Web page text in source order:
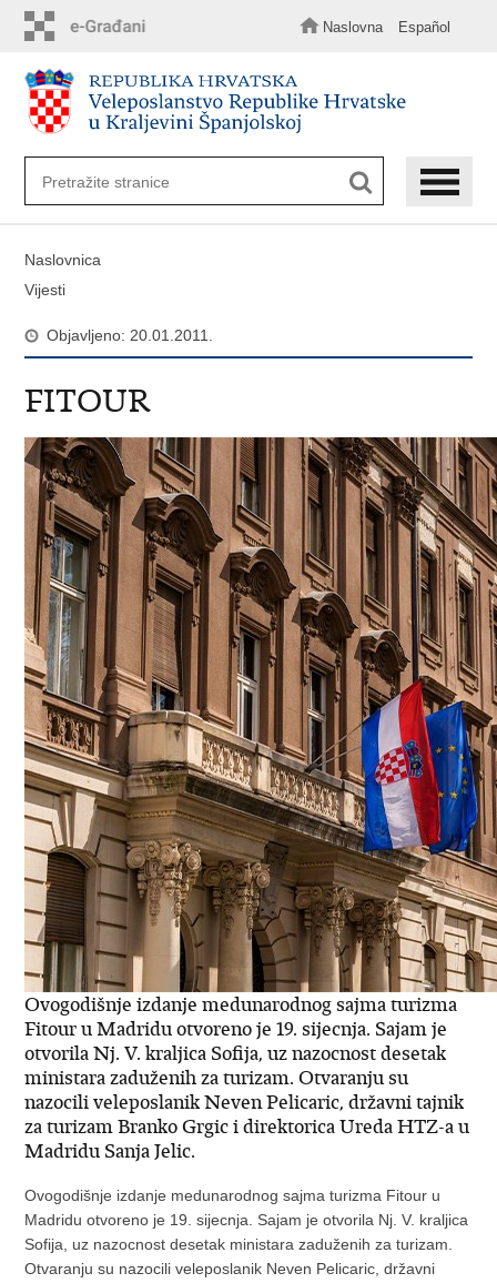
sadržaj
Naslovna Español
Naslovnica
Vijesti
Objavljeno: 20.01.2011.
FITOUR
Ovogodišnje izdanje medunarodnog sajma turizma
Fitour u Madridu otvoreno je 19. sijecnja. Sajam je
otvorila Nj. V. kraljica Sofija, uz nazocnost desetak
ministara zaduženih za turizam. Otvaranju su
nazocili veleposlanik Neven Pelicaric, državni tajnik
za turizam Branko Grgic i direktorica Ureda HTZ-a u
Madridu Sanja Jelic.
Ovogodišnje izdanje medunarodnog sajma turizma Fitour u
Madridu otvoreno je 19. sijecnja. Sajam je otvorila Nj. V. kraljica
Sofija, uz nazocnost desetak ministara zaduženih za turizam.
Otvaranju su nazocili veleposlanik Neven Pelicaric, državni